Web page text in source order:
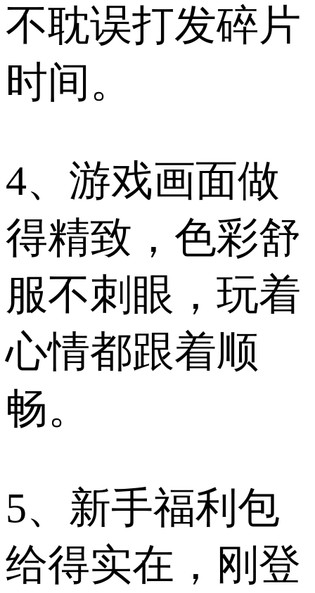
不耽误打发碎片
时间。​
4、游戏画面做
得精致，色彩舒
服不刺眼，玩着
心情都跟着顺
畅。​
5、新手福利包
给得实在，刚登